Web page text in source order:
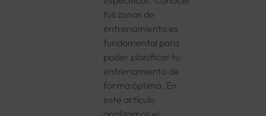
tus zonas de
entrenamiento es
fundamental para
poder planificar tu
entrenamiento de
forma óptima. En
este artículo